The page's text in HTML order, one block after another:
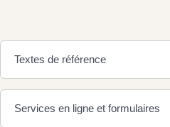
Textes de référence
Services en ligne et formulaires